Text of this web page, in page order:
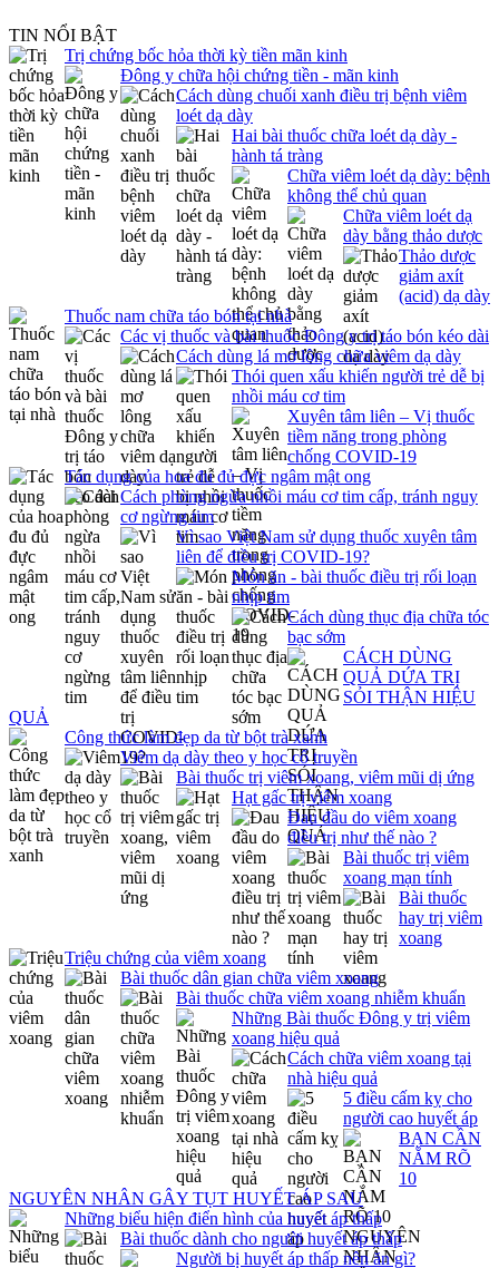
TIN NỔI BẬT
Trị chứng bốc hỏa thời kỳ tiền mãn kinh
Đông y chữa hội chứng tiền - mãn kinh
Cách dùng chuối xanh điều trị bệnh viêm
loét dạ dày
Hai bài thuốc chữa loét dạ dày -
hành tá tràng
Chữa viêm loét dạ dày: bệnh
không thể chủ quan
Chữa viêm loét dạ
dày bằng thảo dược
Thảo dược
giảm axít
(acid) dạ dày
Thuốc nam chữa táo bón tại nhà
Các vị thuốc và bài thuốc Đông y trị táo bón kéo dài
Cách dùng lá mơ lông chữa viêm dạ dày
Thói quen xấu khiến người trẻ dễ bị
nhồi máu cơ tim
Xuyên tâm liên – Vị thuốc
tiềm năng trong phòng
chống COVID-19
Tác dụng của hoa đu đủ đực ngâm mật ong
Cách phòng ngừa nhồi máu cơ tim cấp, tránh nguy
cơ ngừng tim
Vì sao Việt Nam sử dụng thuốc xuyên tâm
liên để điều trị COVID-19?
Món ăn - bài thuốc điều trị rối loạn
nhịp tim
Cách dùng thục địa chữa tóc
bạc sớm
CÁCH DÙNG
QUẢ DỨA TRỊ
SỎI THẬN HIỆU
QUẢ
Công thức làm đẹp da từ bột trà xanh
Viêm dạ dày theo y học cổ truyền
Bài thuốc trị viêm xoang, viêm mũi dị ứng
Hạt gấc trị viêm xoang
Đau đầu do viêm xoang
điều trị như thế nào ?
Bài thuốc trị viêm
xoang mạn tính
Bài thuốc
hay trị viêm
xoang
Triệu chứng của viêm xoang
Bài thuốc dân gian chữa viêm xoang
Bài thuốc chữa viêm xoang nhiễm khuẩn
Những Bài thuốc Đông y trị viêm
xoang hiệu quả
Cách chữa viêm xoang tại
nhà hiệu quả
5 điều cấm kỵ cho
người cao huyết áp
BẠN CẦN
NẮM RÕ
10
NGUYÊN NHÂN GÂY TỤT HUYẾT ÁP SAU
Những biểu hiện điển hình của huyết áp thấp
Bài thuốc dành cho người huyết áp thấp
Người bị huyết áp thấp nên ăn gì?